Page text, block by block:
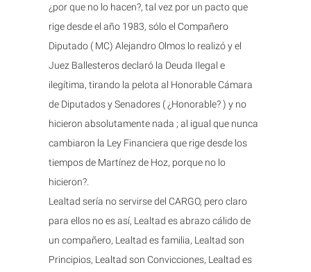
¿por que no lo hacen?, tal vez por un pacto que
rige desde el año 1983, sólo el Compañero
Diputado ( MC) Alejandro Olmos lo realizó y el
Juez Ballesteros declaró la Deuda Ilegal e
ilegítima, tirando la pelota al Honorable Cámara
de Diputados y Senadores ( ¿Honorable? ) y no
hicieron absolutamente nada ; al igual que nunca
cambiaron la Ley Financiera que rige desde los
tiempos de Martínez de Hoz, porque no lo
hicieron?.
Lealtad sería no servirse del CARGO, pero claro
para ellos no es así, Lealtad es abrazo cálido de
un compañero, Lealtad es familia, Lealtad son
Principios, Lealtad son Convicciones, Lealtad es